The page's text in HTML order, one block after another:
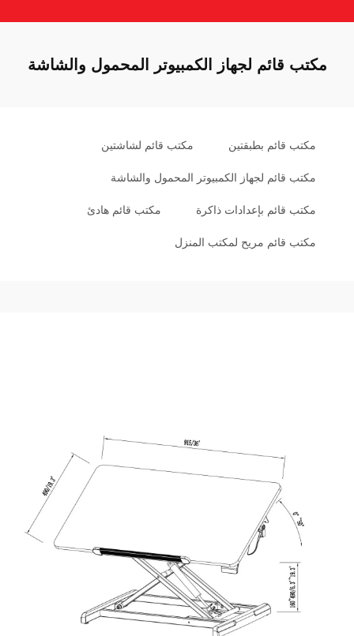
مكتب قائم لجهاز الكمبيوتر المحمول والشاشة
مكتب قائم بطبقتين مكتب قائم لشاشتين
مكتب قائم لجهاز الكمبيوتر المحمول والشاشة
مكتب قائم بإعدادات ذاكرة مكتب قائم هادئ
مكتب قائم مريح لمكتب المنزل